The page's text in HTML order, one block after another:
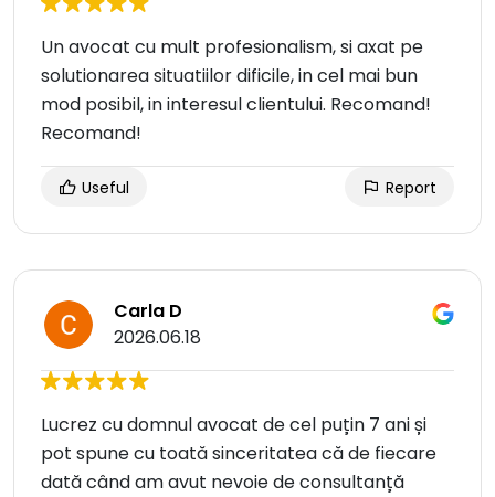
Un avocat cu mult profesionalism, si axat pe
solutionarea situatiilor dificile, in cel mai bun
mod posibil, in interesul clientului. Recomand!
Recomand!
Useful Report
Carla D
2026.06.18
Lucrez cu domnul avocat de cel puțin 7 ani și
pot spune cu toată sinceritatea că de fiecare
dată când am avut nevoie de consultanță